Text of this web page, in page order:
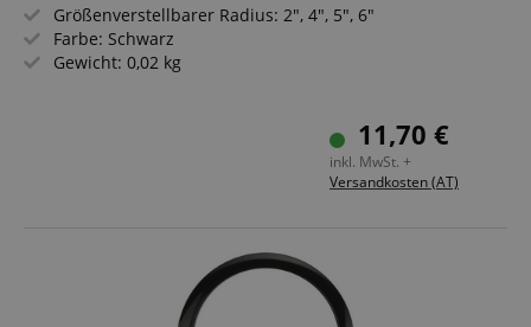
Größenverstellbarer Radius: 2", 4", 5", 6"
Farbe: Schwarz
Gewicht: 0,02 kg
11,70 €
inkl. MwSt. +
Versandkosten (AT)